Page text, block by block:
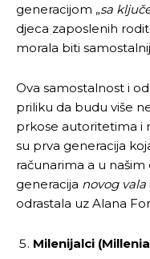
generacijom „sa
djeca zaposlenih
morala biti
Ova samostalnost i
priliku da budu više
prkose autoritetima i
su prva generacija
računarima a u
generacija novog vala i
odrastala uz Alana
Milenijalci